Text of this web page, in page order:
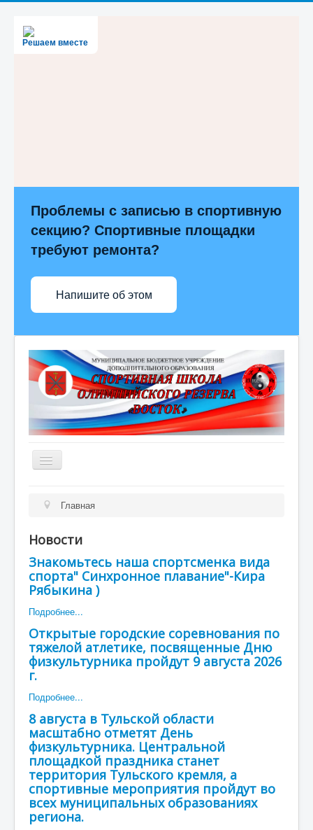
Решаем вместе
Проблемы с записью в спортивную
секцию? Спортивные площадки
требуют ремонта?
Напишите об этом
О школе
Полезная информация
Новости
Гордость школы
Мероприятия
Контакты
Противодействие коррупции
Антитеррористическая деятельность
Охрана труда
Антидопинг
Главная
Новости
Знакомьтесь наша спортсменка вида
спорта" Синхронное плавание"-Кира
Рябыкина )
Подробнее...
Открытые городские соревнования по
тяжелой атлетике, посвященные Дню
физкультурника пройдут 9 августа 2026
г.
Подробнее...
8 августа в Тульской области
масштабно отметят День
физкультурника. Центральной
площадкой праздника станет
территория Тульского кремля, а
спортивные мероприятия пройдут во
всех муниципальных образованиях
региона.